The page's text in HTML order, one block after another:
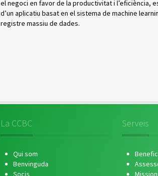
el negoci en favor de la productivitat i l’eficiència,
d’un aplicatiu basat en el sistema de machine
registre massiu de dades.
La CCBC
Qui som
Benvinguda
Socis
Serveis